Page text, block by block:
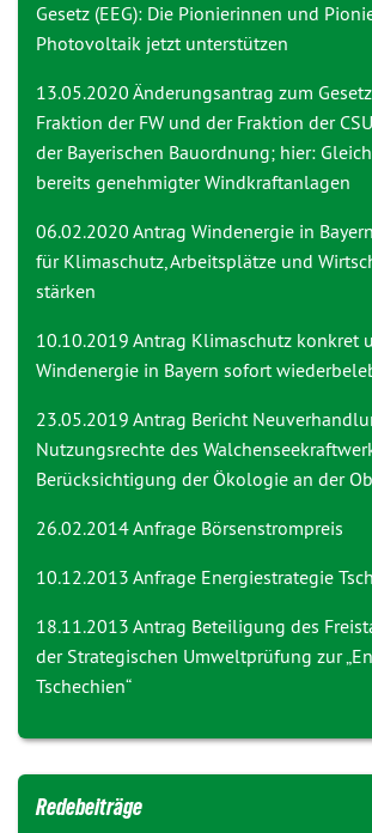
Gesetz (EEG): Die Pionierinnen und
Photovoltaik jetzt unterstützen
13.05.2020 Änderungsantrag zum
Fraktion der FW und der Fraktion der
der Bayerischen Bauordnung; hier:
bereits genehmigter Windkraftanlagen
06.02.2020 Antrag Windenergie in
für Klimaschutz, Arbeitsplätze und
stärken
10.10.2019 Antrag Klimaschutz konkret
Windenergie in Bayern sofort
23.05.2019 Antrag Bericht
Nutzungsrechte des
Berücksichtigung der Ökologie an der
26.02.2014 Anfrage Börsenstrompreis
10.12.2013 Anfrage Energiestrategie
18.11.2013 Antrag Beteiligung des
der Strategischen Umweltprüfung zur
Tschechien“
Redebeiträge